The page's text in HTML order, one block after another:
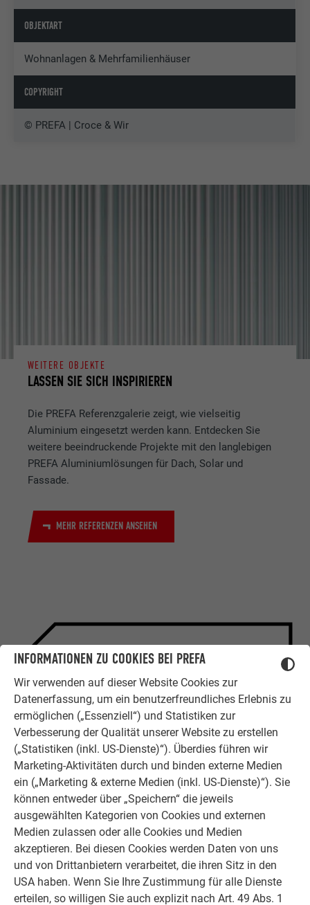
INFORMATIONEN ZU COOKIES BEI PREFA
Wir verwenden auf dieser Website Cookies zur
Datenerfassung, um ein benutzerfreundliches Erlebnis zu
ermöglichen („Essenziell“) und Statistiken zur
Verbesserung der Qualität unserer Website zu erstellen
(„Statistiken (inkl. US-Dienste)“). Überdies führen wir
Marketing-Aktivitäten durch und binden externe Medien
ein („Marketing & externe Medien (inkl. US-Dienste)“). Sie
können entweder über „Speichern“ die jeweils
ausgewählten Kategorien von Cookies und externen
Medien zulassen oder alle Cookies und Medien
akzeptieren. Bei diesen Cookies werden Daten von uns
und von Drittanbietern verarbeitet, die ihren Sitz in den
USA haben. Wenn Sie Ihre Zustimmung für alle Dienste
erteilen, so willigen Sie auch explizit nach Art. 49 Abs. 1
OBJEKTART
Wohnanlagen & Mehrfamilienhäuser
COPYRIGHT
© PREFA | Croce & Wir
LASSEN SIE SICH INSPIRIEREN
WEITERE OBJEKTE
Die PREFA Referenzgalerie zeigt, wie vielseitig
Aluminium eingesetzt werden kann. Entdecken Sie
weitere beeindruckende Projekte mit den langlebigen
PREFA Aluminiumlösungen für Dach, Solar und
Fassade.
MEHR REFERENZEN ANSEHEN
ERFAHRUNGSBERICHTE
ZUFRIEDENE KUNDEN
Ob Bauherr, Sanierer, Verarbeiter oder
Architekt - die Zufriedenheit all
unserer Kunden liegt uns am Herzen.
Deshalb versuchen wir als PREFA in
allen Phasen Ihres Projektes als
starker Begleiter zur Seite zu stehen.
Überzeugen Sie sich selbst!
ERFAHRUNGSBERICHTE LESEN